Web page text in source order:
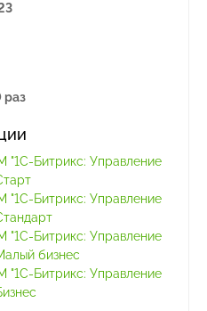
раз
"1С-Битрикс: Управление
"1С-Битрикс: Управление
"1С-Битрикс: Управление
бизнес
"1С-Битрикс: Управление